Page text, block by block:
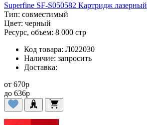
Superfine SF-S050582 Картридж лазерный
Тип: совместимый
Цвет: черный
Ресурс, объем: 8 000 стр
Код товара: Л022030
Наличие: запросить
Доставка:
от 670p
до 636p